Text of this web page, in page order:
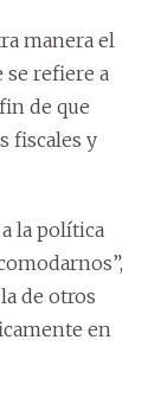
manera el
se refiere a
de que
fiscales y
la política
de otros
en